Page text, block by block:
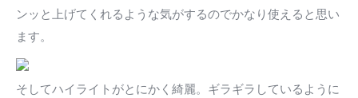
ンッと上げてくれるような気がするのでかなり使えると思い
ます。
そしてハイライトがとにかく綺麗。ギラギラしているように